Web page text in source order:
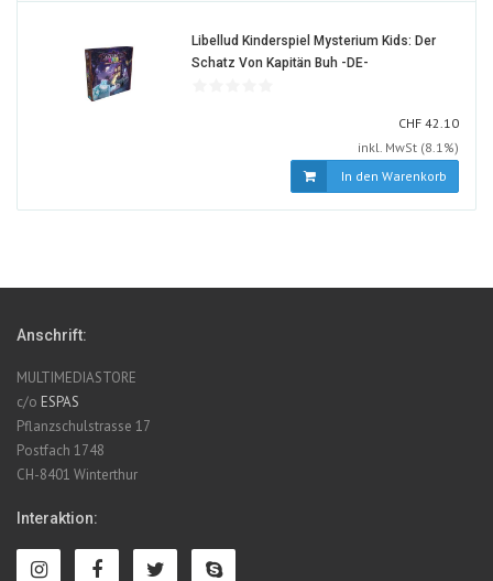
Libellud Kinderspiel Mysterium Kids: Der
Schatz Von Kapitän Buh -DE-
CHF CHF
42.10
inkl. MwSt (8.1%)
In den Warenkorb
Anschrift:
MULTIMEDIASTORE
c/o ESPAS
Pflanzschulstrasse 17
Postfach 1748
CH-8401 Winterthur
Interaktion: